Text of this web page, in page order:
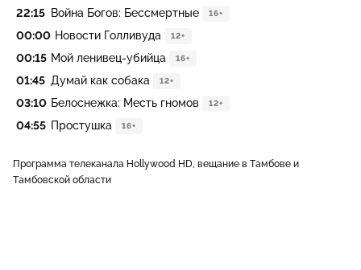
22:15 Война Богов: Бессмертные 16+
00:00 Новости Голливуда 12+
00:15 Мой ленивец-убийца 16+
01:45 Думай как собака 12+
03:10 Белоснежка: Месть гномов 12+
04:55 Простушка 16+
Программа телеканала Hollywood HD, вещание в Тамбове и
Тамбовской области